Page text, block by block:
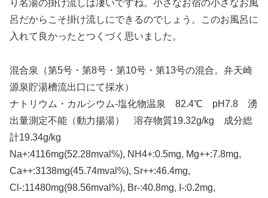
り名湯の掛け流しは凄いですね。小さなお宿の小さなお風
呂だからこそ掛け流しにできるのでしょう。このお風呂に
入れて良かったとつくづく思いました。
混合泉（第5号・第8号・第10号・第13号の混合。弁天崎
源泉貯湯槽流出口にて採水）
ナトリウム・カルシウム-塩化物温泉 82.4℃ pH7.8 湧
出量測定不能（動力揚湯） 溶存物質19.32g/kg 成分総
計19.34g/kg
Na+:4116mg(52.28mval%), NH4+:0.5mg, Mg++:7.8mg,
Ca++:3138mg(45.74mval%), Sr++:46.4mg,
Cl-:11480mg(98.56mval%), Br-:40.8mg, I-:0.2mg,